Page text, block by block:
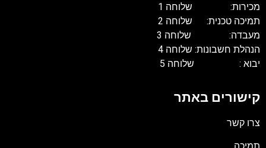
מכירות: שלוחה 1
תמיכה טכנית: שלוחה 2
מעבדה: שלוחה 3
הנהלת חשבונות: שלוחה 4
יבוא : שלוחה 5
קישורים באתר
צרו קשר